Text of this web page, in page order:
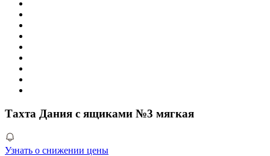
Тахта Дания с ящиками №3 мягкая
Узнать о снижении цены